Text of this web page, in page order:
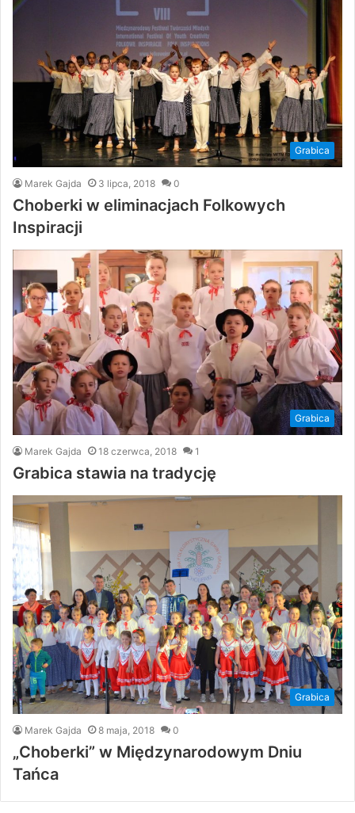
Grabica
Marek Gajda 3 lipca, 2018 0
Choberki w eliminacjach Folkowych
Inspiracji
Grabica
Marek Gajda 18 czerwca, 2018 1
Grabica stawia na tradycję
Grabica
Marek Gajda 8 maja, 2018 0
„Choberki” w Międzynarodowym Dniu
Tańca